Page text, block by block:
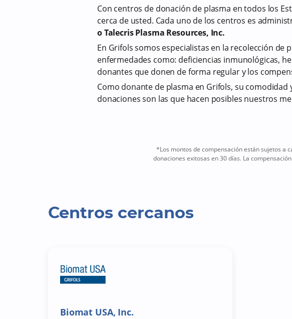
Con centros de donación de plasma en todos los
cerca de usted. Cada uno de los centros es
o Talecris Plasma Resources, Inc.
En Grifols somos especialistas en la recolección de
enfermedades como: deficiencias inmunológicas,
donantes que donen de forma regular y los
Como donante de plasma en Grifols, su
donaciones son las que hacen posibles nuestros
*Los montos de compensación están sujetos a
donaciones exitosas en 30 días. La
Centros cercanos
Biomat USA, Inc.